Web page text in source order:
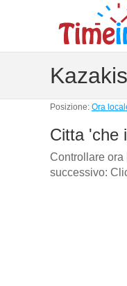
Posizione: Ora
Citta 'che
Controllare ora
successivo: